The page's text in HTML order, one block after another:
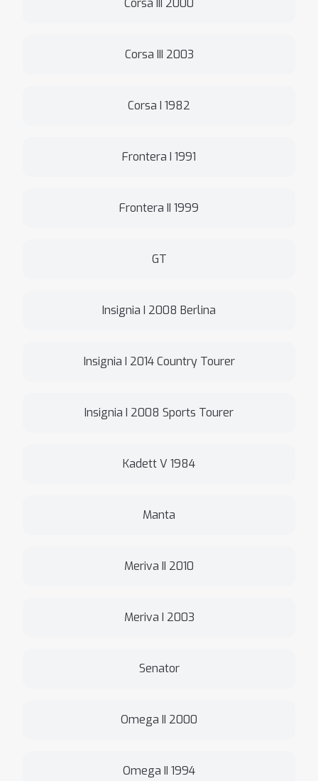
Corsa III 2000
Corsa III 2003
Corsa I 1982
Frontera I 1991
Frontera II 1999
GT
Insignia I 2008 Berlina
Insignia I 2014 Country Tourer
Insignia I 2008 Sports Tourer
Kadett V 1984
Manta
Meriva II 2010
Meriva I 2003
Senator
Omega II 2000
Omega II 1994